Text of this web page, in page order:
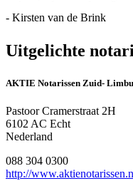
- Kirsten van de Brink
Uitgelichte
AKTIE Notarissen Zuid-
Pastoor Cramerstraat 2H
6102 AC Echt
Nederland
088 304 0300
http://